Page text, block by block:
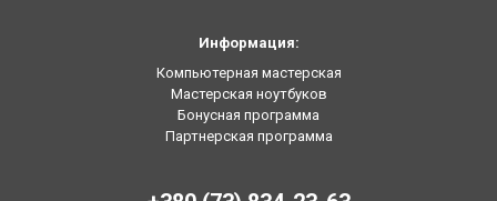
Информация:
Компьютерная мастерская
Мастерская ноутбуков
Бонусная программа
Партнерская программа